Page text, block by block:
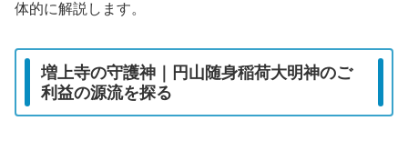
体的に解説します。
増上寺の守護神｜円山随身稲荷大明神のご
利益の源流を探る